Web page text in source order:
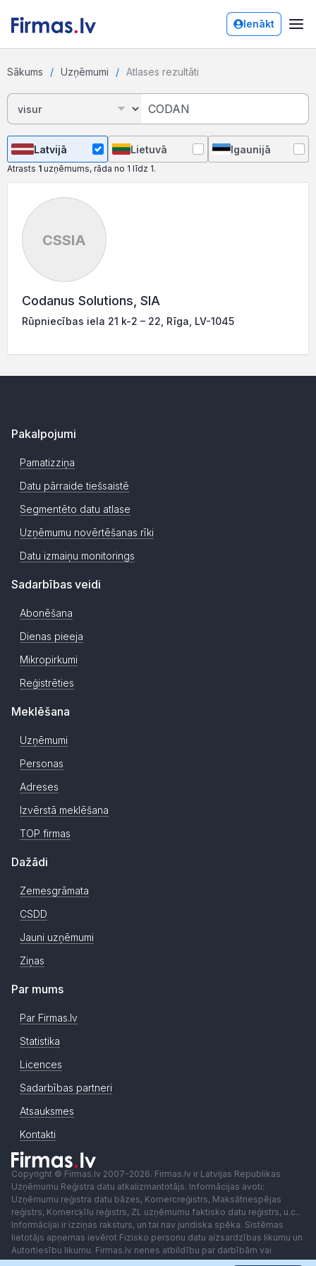
Ienākt
Sākums Uzņēmumi Atlases rezultāti
Latvijā Lietuvā Igaunijā
Atrasts 1 uzņēmums, rāda no 1 līdz 1.
CSSIA
Codanus Solutions, SIA
Rūpniecības iela 21 k-2 – 22, Rīga, LV-1045
Pakalpojumi
Pamatizziņa
Datu pārraide tiešsaistē
Segmentēto datu atlase
Uzņēmumu novērtēšanas rīki
Datu izmaiņu monitorings
Sadarbības veidi
Abonēšana
Dienas pieeja
Mikropirkumi
Reģistrēties
Meklēšana
Uzņēmumi
Personas
Adreses
Izvērstā meklēšana
TOP firmas
Dažādi
Zemesgrāmata
CSDD
Jauni uzņēmumi
Ziņas
Par mums
Par Firmas.lv
Statistika
Licences
Sadarbības partneri
Atsauksmes
Kontakti
Copyright © Firmas.lv 2007-2026. Firmas.lv ir Latvijas Republikas
Uzņēmumu Reģistra datu atkalizmantotājs. Informācijas avoti:
Uzņēmumu reģistra datu bāzes, Komercreģistrs, Maksātnespējas
reģistrs, Komercķīlu reģistrs, ZL uzņēmumu faktisko datu reģistrs, u.c..
Informācijai ir izziņas raksturs, un tai nav juridiska spēka. Sistēmas
lietotājs apņemas ievērot Fizisko personu datu aizsardzības likumu un
Autortiesību likumu. Firmas.lv nenes atbildību par darbībām vai
lēmumiem, kas balstīti uz saņemto pakalpojumu. Lietotājam aizliegts